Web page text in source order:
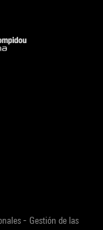
- Gestión de las